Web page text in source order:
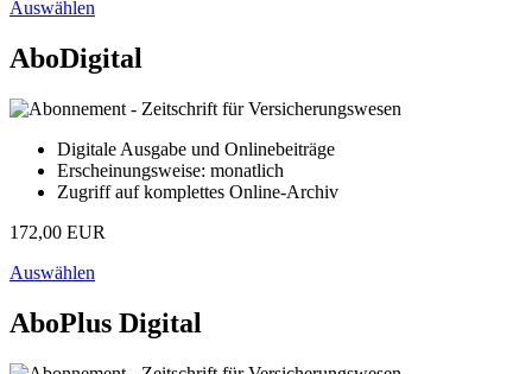
Auswählen
AboDigital
Digitale Ausgabe und Onlinebeiträge
Erscheinungsweise: monatlich
Zugriff auf komplettes Online-Archiv
172,00 EUR
Auswählen
AboPlus Digital